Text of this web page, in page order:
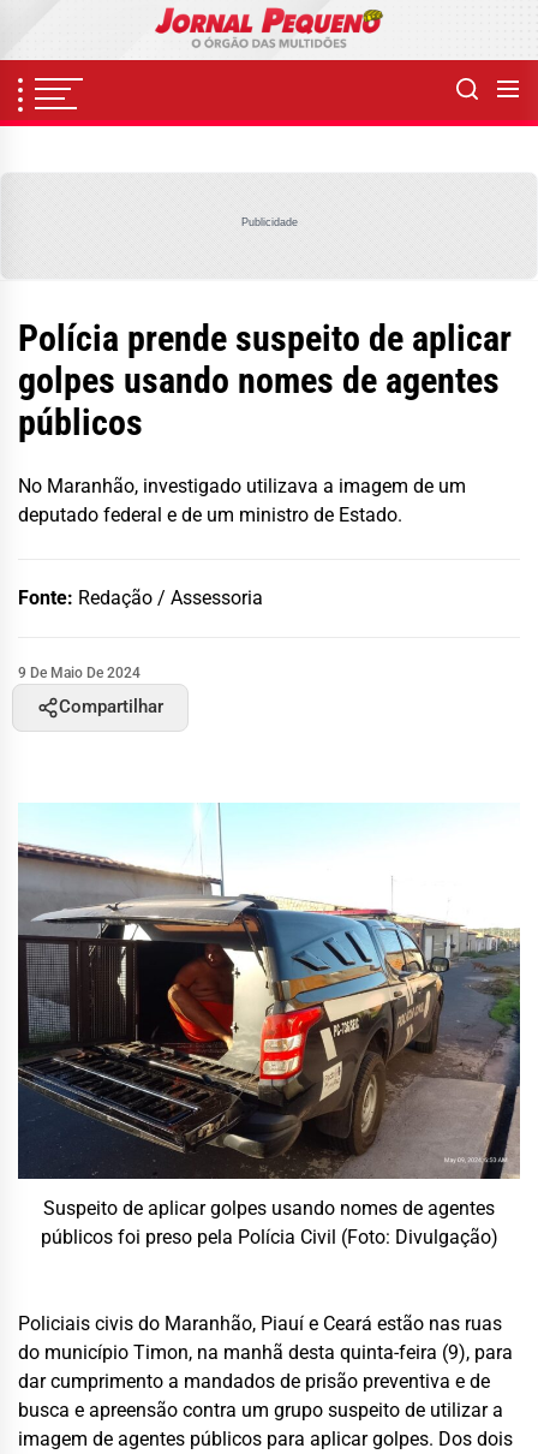
content
Publicidade
Polícia prende suspeito de aplicar
golpes usando nomes de agentes
públicos
No Maranhão, investigado utilizava a imagem de um
deputado federal e de um ministro de Estado.
Fonte: Redação / Assessoria
9 De Maio De 2024
Compartilhar
Suspeito de aplicar golpes usando nomes de agentes
públicos foi preso pela Polícia Civil (Foto: Divulgação)
Policiais civis do Maranhão, Piauí e Ceará estão nas ruas
do município Timon, na manhã desta quinta-feira (9), para
dar cumprimento a mandados de prisão preventiva e de
busca e apreensão contra um grupo suspeito de utilizar a
imagem de agentes públicos para aplicar golpes. Dos dois